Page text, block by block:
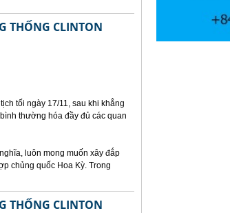
THỐNG CLINTON
tối ngày 17/11, sau khi khẳng
thường hóa đầy đủ các quan
luôn mong muốn xây đắp
chủng quốc Hoa Kỳ. Trong
THỐNG CLINTON